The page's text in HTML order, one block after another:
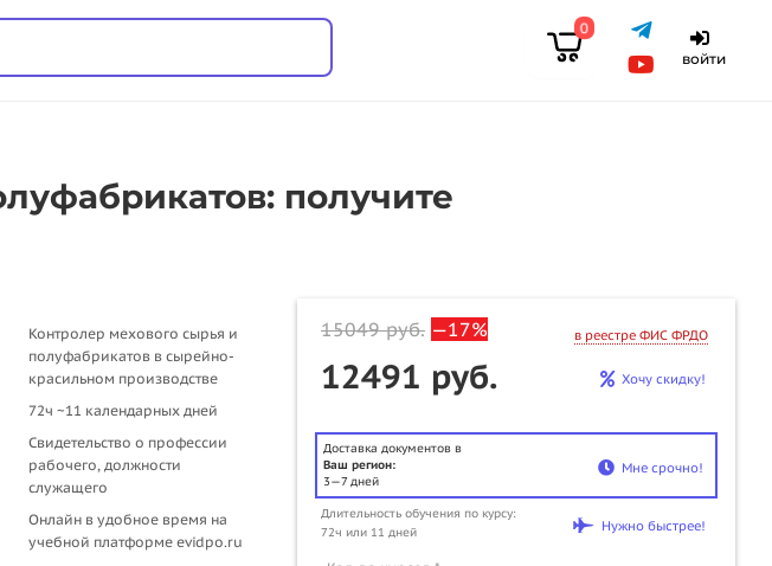
0
войти
получите
Контролер мехового сырья и
полуфабрикатов в сырейно-
красильном производстве
72ч ~11 календарных дней
Свидетельство о профессии
рабочего, должности
служащего
Онлайн в удобное время на
учебной платформе evidpo.ru
15049руб. —17% в реестре ФИС ФРДО
12491 руб. Хочу скидку!
Доставка документов в
Ваш регион:
3—7 дней
Мне срочно!
Длительность обучения по курсу:
72ч или 11 дней
Нужно быстрее!